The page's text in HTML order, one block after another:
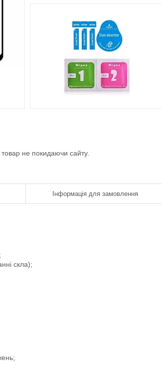
не покидаючи сайту.
Інформація для замовлення
скла);